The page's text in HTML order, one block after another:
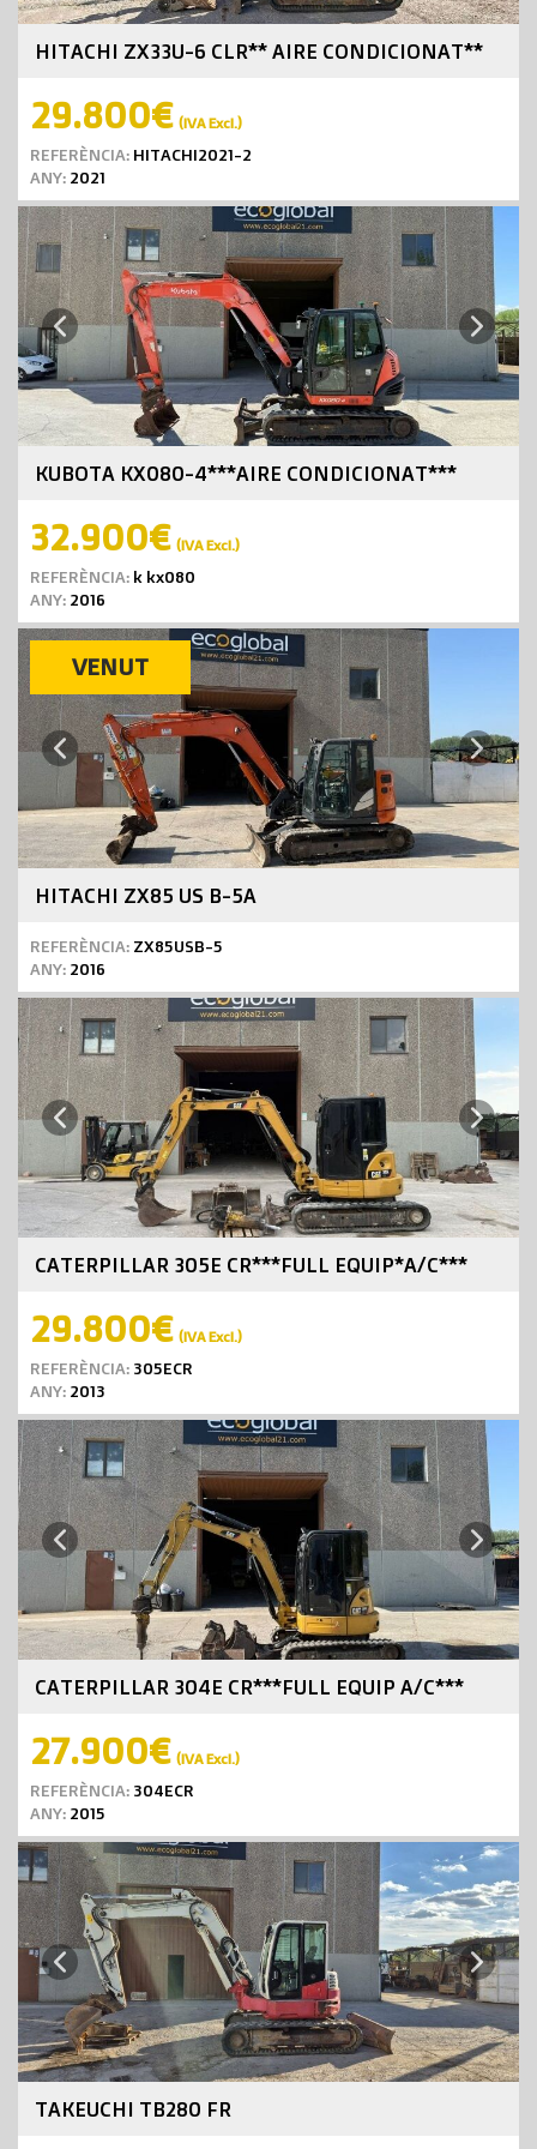
HITACHI ZX33U-6 CLR** AIRE CONDICIONAT**
29.800€ (IVA Excl.)
REFERÈNCIA: HITACHI2021-2
ANY: 2021
Previous Next
KUBOTA KX080-4***AIRE CONDICIONAT***
32.900€ (IVA Excl.)
REFERÈNCIA: k kx080
ANY: 2016
Previous
VENUT
Next
HITACHI ZX85 US B-5A
REFERÈNCIA: ZX85USB-5
ANY: 2016
Previous Next
CATERPILLAR 305E CR***FULL EQUIP*A/C***
29.800€ (IVA Excl.)
REFERÈNCIA: 305ECR
ANY: 2013
Previous Next
CATERPILLAR 304E CR***FULL EQUIP A/C***
27.900€ (IVA Excl.)
REFERÈNCIA: 304ECR
ANY: 2015
Previous Next
TAKEUCHI TB280 FR